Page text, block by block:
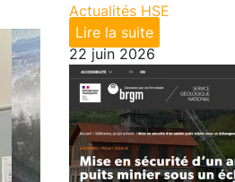
Actualités HSE
Lire la suite
22 juin 2026